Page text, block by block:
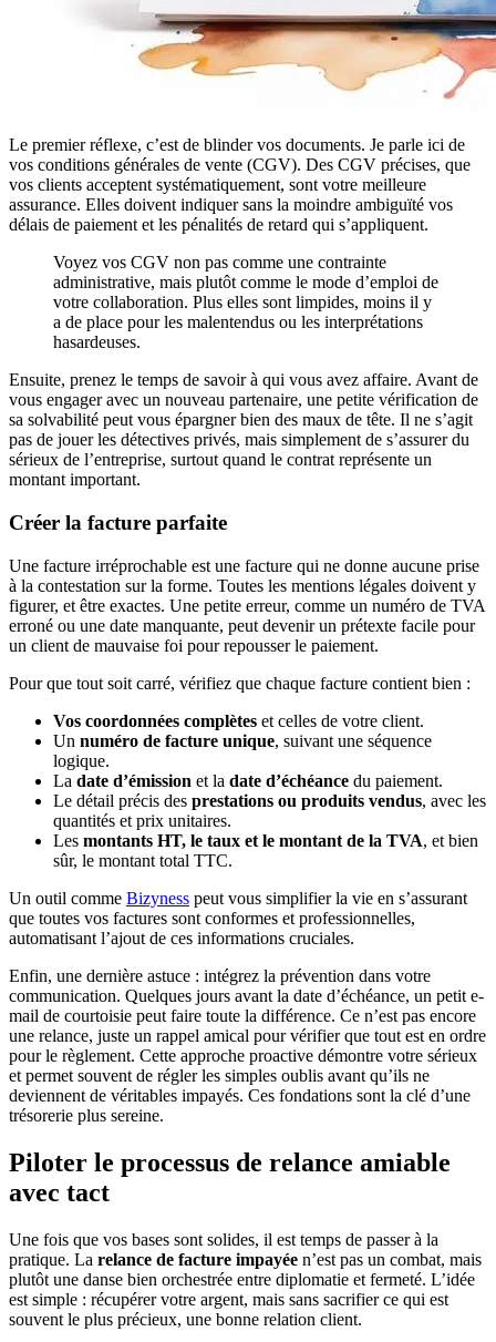
Le premier réflexe, c’est de blinder vos documents. Je parle ici de
vos conditions générales de vente (CGV). Des CGV précises, que
vos clients acceptent systématiquement, sont votre meilleure
assurance. Elles doivent indiquer sans la moindre ambiguïté vos
délais de paiement et les pénalités de retard qui s’appliquent.
Voyez vos CGV non pas comme une contrainte
administrative, mais plutôt comme le mode d’emploi de
votre collaboration. Plus elles sont limpides, moins il y
a de place pour les malentendus ou les interprétations
hasardeuses.
Ensuite, prenez le temps de savoir à qui vous avez affaire. Avant de
vous engager avec un nouveau partenaire, une petite vérification de
sa solvabilité peut vous épargner bien des maux de tête. Il ne s’agit
pas de jouer les détectives privés, mais simplement de s’assurer du
sérieux de l’entreprise, surtout quand le contrat représente un
montant important.
Créer la facture parfaite
Une facture irréprochable est une facture qui ne donne aucune prise
à la contestation sur la forme. Toutes les mentions légales doivent y
figurer, et être exactes. Une petite erreur, comme un numéro de TVA
erroné ou une date manquante, peut devenir un prétexte facile pour
un client de mauvaise foi pour repousser le paiement.
Pour que tout soit carré, vérifiez que chaque facture contient bien :
Vos coordonnées complètes et celles de votre client.
Un numéro de facture unique, suivant une séquence
logique.
La date d’émission et la date d’échéance du paiement.
Le détail précis des prestations ou produits vendus, avec les
quantités et prix unitaires.
Les montants HT, le taux et le montant de la TVA, et bien
sûr, le montant total TTC.
Un outil comme Bizyness peut vous simplifier la vie en s’assurant
que toutes vos factures sont conformes et professionnelles,
automatisant l’ajout de ces informations cruciales.
Enfin, une dernière astuce : intégrez la prévention dans votre
communication. Quelques jours avant la date d’échéance, un petit e-
mail de courtoisie peut faire toute la différence. Ce n’est pas encore
une relance, juste un rappel amical pour vérifier que tout est en ordre
pour le règlement. Cette approche proactive démontre votre sérieux
et permet souvent de régler les simples oublis avant qu’ils ne
deviennent de véritables impayés. Ces fondations sont la clé d’une
trésorerie plus sereine.
Piloter le processus de relance amiable
avec tact
Une fois que vos bases sont solides, il est temps de passer à la
pratique. La relance de facture impayée n’est pas un combat, mais
plutôt une danse bien orchestrée entre diplomatie et fermeté. L’idée
est simple : récupérer votre argent, mais sans sacrifier ce qui est
souvent le plus précieux, une bonne relation client.